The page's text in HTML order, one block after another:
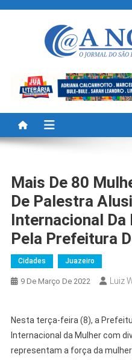
A Noticia Do
Mais De 80
De Palestra
Internacional
Pela Prefeitura
Cidades Juazeiro
9 De Março De 2022 Luiz
Nesta terça-feira (8), a
Internacional da Mulher com
representam a força da